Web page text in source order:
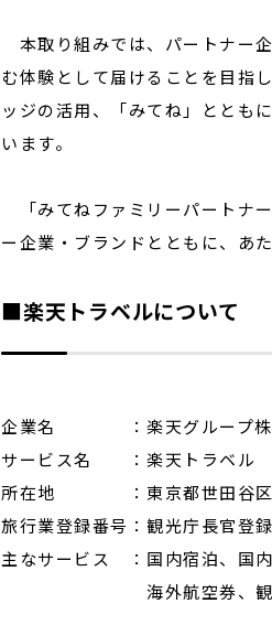
本取り組みでは、パートナー
む体験として届けることを目指
ッジの活用、「みてね」ととも
います。
「みてねファミリーパートナ
ー企業・ブランドとともに、あ
■楽天トラベルについて
企業名 ：楽天グループ株
サービス名 ：楽天トラベル
所在地 ：東京都世田谷区玉
旅行業登録番号：観光庁長官登
主なサービス ：国内宿泊、国内
海外航空券、観光